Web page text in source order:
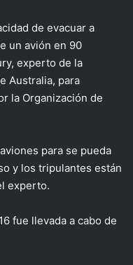
de evacuar a
un avión en 90
experto de la
Australia, para
la Organización de
para se pueda
y los tripulantes están
experto.
fue llevada a cabo de